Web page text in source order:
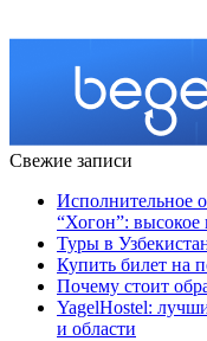
Свежие записи
Исполнительное
“Хогон”: высокое
Туры в
Купить билет на
Почему стоит
YagelHostel:
и области